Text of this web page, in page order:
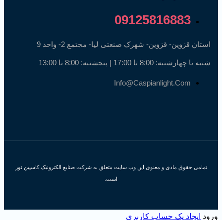
09125816883
استان قزوین- قزوین- شهرک صنعتی لیا- مجتمع 2- واحد 9
شنبه تا چهارشنبه: 8:00 تا 17:00 | پنجشنبه: 8:00 تا 13:00
Info@caspianlight.com
تمامی حقوق مادی و معنوی این وب سایت متعلق به شرکت صنایع الکترونیک کاسپین نور
است.
ورود ایجاد یک حساب کاربری